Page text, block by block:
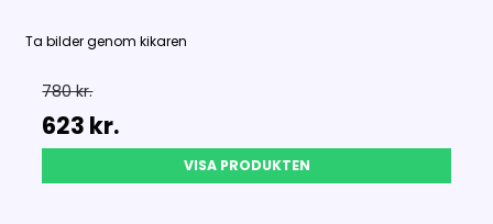
Ta bilder genom kikaren
780 kr.
623 kr.
VISA PRODUKTEN